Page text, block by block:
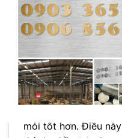
chống ăn mòn,
ngoài trời hoặc
Khi so sánh với
hệ 2xxx (nhôm-
so sánh vớinhôm
cao, nhưng nhôm
mỏi tốt hơn. Điều
No thanks,